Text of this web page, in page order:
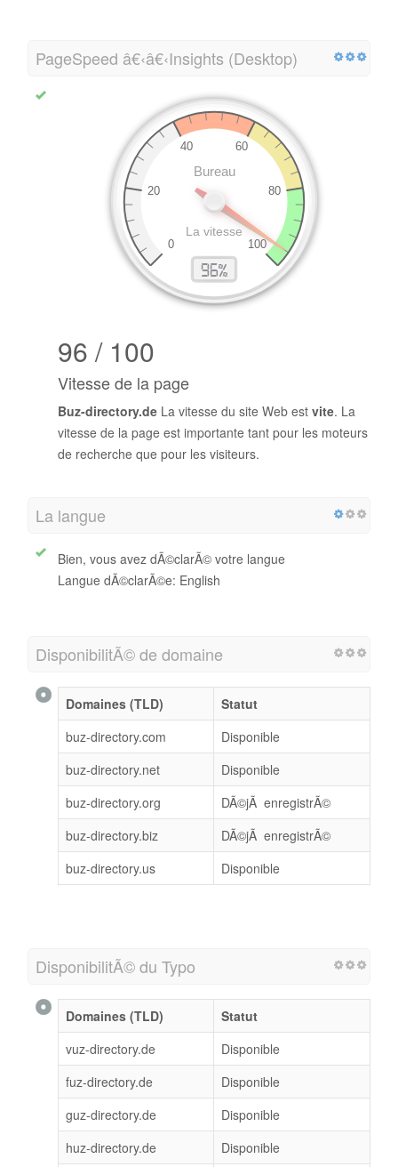
PageSpeed â€‹â€‹Insights (Desktop)
96 / 100
Vitesse de la page
Buz-directory.de La vitesse du site Web est vite. La
vitesse de la page est importante tant pour les moteurs
de recherche que pour les visiteurs.
La langue
Bien, vous avez dÃ©clarÃ© votre langue
Langue dÃ©clarÃ©e: English
DisponibilitÃ© de domaine
Domaines (TLD)
Statut
buz-directory.com
Disponible
buz-directory.net
Disponible
buz-directory.org
DÃ©jÃ enregistrÃ©
buz-directory.biz
DÃ©jÃ enregistrÃ©
buz-directory.us
Disponible
DisponibilitÃ© du Typo
Domaines (TLD)
Statut
vuz-directory.de
Disponible
fuz-directory.de
Disponible
guz-directory.de
Disponible
huz-directory.de
Disponible